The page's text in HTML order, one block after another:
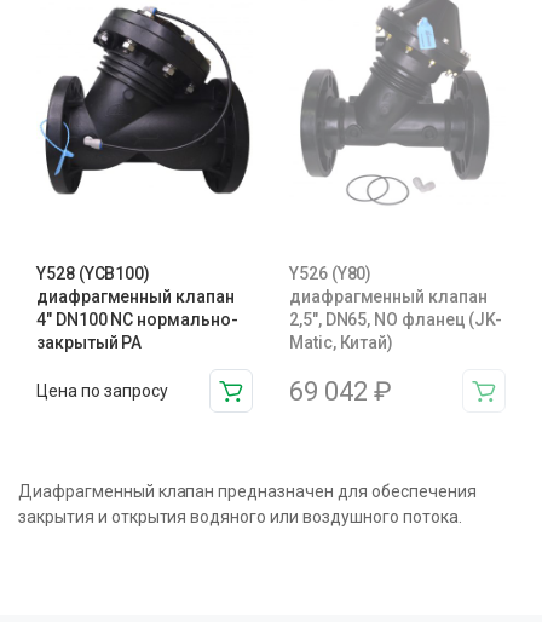
Y528 (YCB100)
диафрагменный клапан
4″ DN100 NC нормально-
закрытый PA
Цена по запросу
Y526 (Y80)
диафрагменный клапан
2,5″, DN65, NO фланец (JK-
Matic, Китай)
69 042 ₽
Диафрагменный клапан предназначен для обеспечения
закрытия и открытия водяного или воздушного потока.